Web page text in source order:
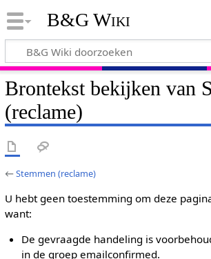
B&G Wiki
Brontekst bekijken van
(reclame)
←Stemmen (reclame)
U hebt geen toestemming om deze
want:
De gevraagde handeling is
in de groep emailconfirmed.